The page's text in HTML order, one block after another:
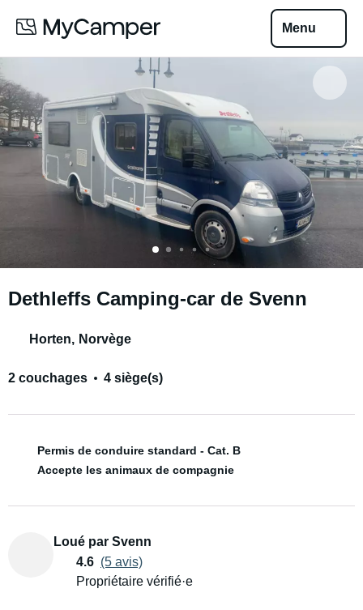
Menu
Dethleffs Camping-car de Svenn
Horten, Norvège
2 couchages 4 siège(s)
Permis de conduire standard - Cat. B
Accepte les animaux de compagnie
Loué par Svenn
4.6 (5 avis)
Propriétaire vérifié·e